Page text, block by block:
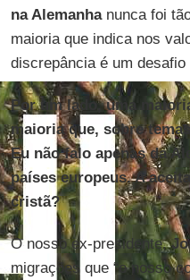
na Alemanhanunca foi
maioria que indica nos
discrepância é um
Por um lado, uma
maioria que, sobre
Eu não falo apenas da
países europeus. A
cristã?
O nosso ex-presidente,
migrações que “o nosso